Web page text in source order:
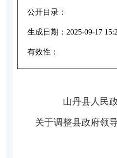
公开目录：
生成日期： 2025-09-17
有效性：
山丹县人民
关于调整县政府领